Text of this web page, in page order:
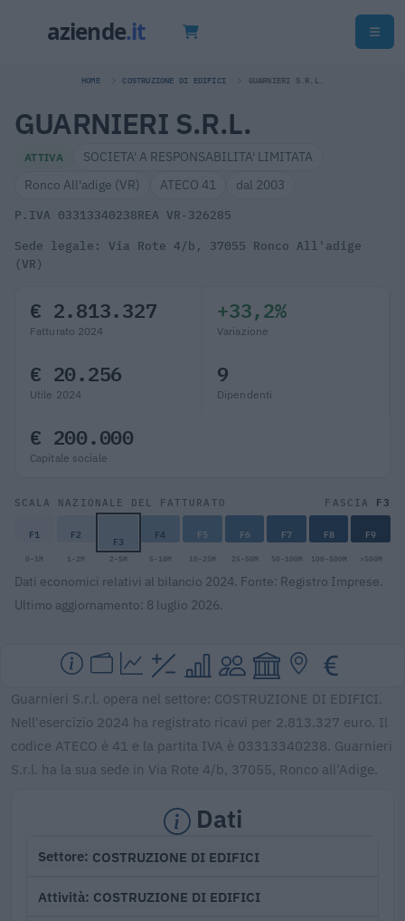
HOME COSTRUZIONE DI EDIFICI GUARNIERI S.R.L.
GUARNIERI S.R.L.
ATTIVA
SOCIETA' A RESPONSABILITA' LIMITATA
Ronco All'adige (VR)
ATECO 41 dal 2003
P.IVA 03313340238REA VR-326285
Sede legale: Via Rote 4/b, 37055 Ronco All'adige
(VR)
€ 2.813.327
Fatturato 2024
+33,2%
Variazione
€ 20.256
Utile 2024
9
Dipendenti
€ 200.000
Capitale sociale
SCALA NAZIONALE DEL FATTURATO FASCIA F3
F1 F2 F3 F4 F5 F6 F7 F8 F9
0-1M 1-2M 2-5M 5-10M 10-25M 25-50M 50-100M 100-500M >500M
Dati economici relativi al bilancio 2024. Fonte: Registro Imprese.
Ultimo aggiornamento: 8 luglio 2026.
Guarnieri S.r.l. opera nel settore: COSTRUZIONE DI EDIFICI.
Nell'esercizio 2024 ha registrato ricavi per 2.813.327 euro. Il
codice ATECO è 41 e la partita IVA è 03313340238. Guarnieri
S.r.l. ha la sua sede in Via Rote 4/b, 37055, Ronco all'Adige.
Dati
Settore COSTRUZIONE DI EDIFICI
Attività COSTRUZIONE DI EDIFICI